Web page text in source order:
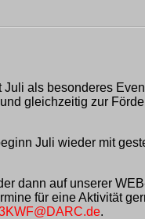
als besonderes
gleichzeitig zur
Juli wieder mit
dann auf unserer
für eine Aktivität
.